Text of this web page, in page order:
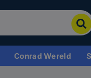
Conrad Wereld